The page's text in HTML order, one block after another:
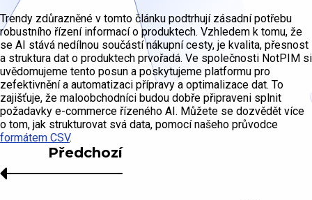
Trendy zdůrazněné v tomto článku podtrhují zásadní potřebu
robustního řízení informací o produktech. Vzhledem k tomu, že
se AI stává nedílnou součástí nákupní cesty, je kvalita, přesnost
a struktura dat o produktech prvořadá. Ve společnosti NotPIM si
uvědomujeme tento posun a poskytujeme platformu pro
zefektivnění a automatizaci přípravy a optimalizace dat. To
zajišťuje, že maloobchodníci budou dobře připraveni splnit
požadavky e-commerce řízeného AI. Můžete se dozvědět více
o tom, jak strukturovat svá data, pomocí našeho průvodce
formátem CSV.
Předchozí